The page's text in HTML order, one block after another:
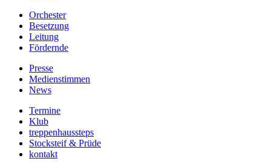
Orchester
Besetzung
Leitung
Fördernde
Presse
Medienstimmen
News
Termine
Klub
treppenhaussteps
Stocksteif & Prüde
kontakt